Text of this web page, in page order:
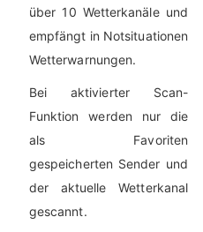
über 10 Wetterkanäle und
empfängt in Notsituationen
Wetterwarnungen.
Bei aktivierter Scan-
Funktion werden nur die
als Favoriten
gespeicherten Sender und
der aktuelle Wetterkanal
gescannt.